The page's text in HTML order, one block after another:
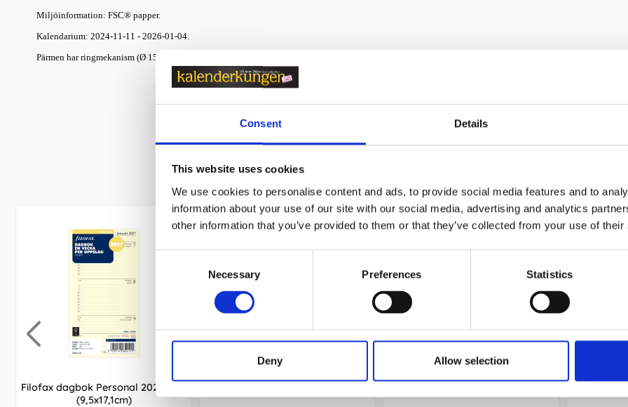
Consent Details
This website uses cookies
We use cookies to personalise content and ads, to provide social media features and to
information about your use of our site with our social media, advertising and analytics
other information that you’ve provided to them or that they’ve collected from your use of
Necessary Preferences Statistics
Deny Allow selection
Miljöinformation: FSC® papper.
Kalendarium: 2024-11-11 - 2026-01-04.
Pärmen har ringmekanism (Ø 15 mm)
Filofax dagbok Personal 2027 V/U
(9,5x17,1cm)